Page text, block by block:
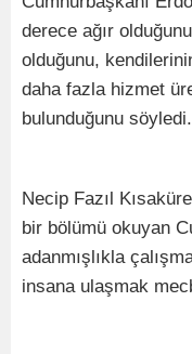
derece ağır
olduğunu,
daha fazla hizmet
bulunduğunu söyledi.
Necip Fazıl
bir bölümü okuyan
adanmışlıkla
insana ulaşmak